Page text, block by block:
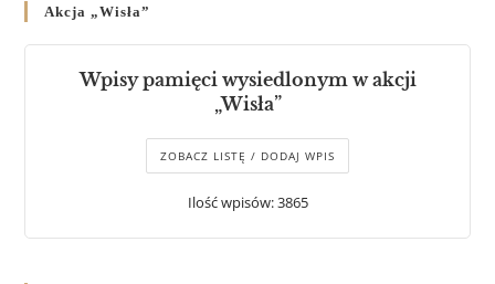
Akcja „Wisła”
Wpisy pamięci wysiedlonym w akcji
„Wisła”
ZOBACZ LISTĘ / DODAJ WPIS
Ilość wpisów: 3865